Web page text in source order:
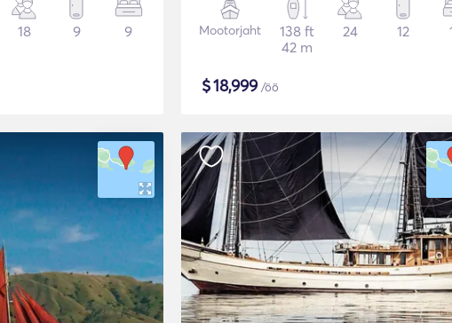
18 9 9 Mootorjaht
138 ft
42 m
24 12
$18,999/öö